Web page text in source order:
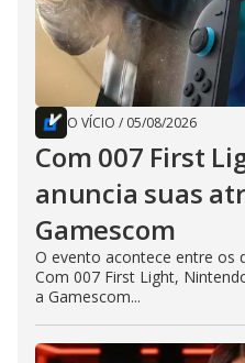
O VÍCIO / 05/08/2026
Com 007 First
anuncia suas
Gamescom
O evento acontece entre os
Com 007 First Light,
a Gamescom...